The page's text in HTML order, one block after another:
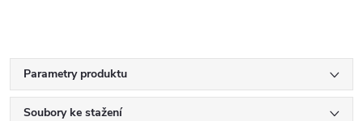
Parametry produktu
Soubory ke stažení